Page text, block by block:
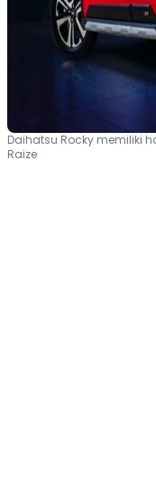
Daihatsu Rocky memiliki
Raize